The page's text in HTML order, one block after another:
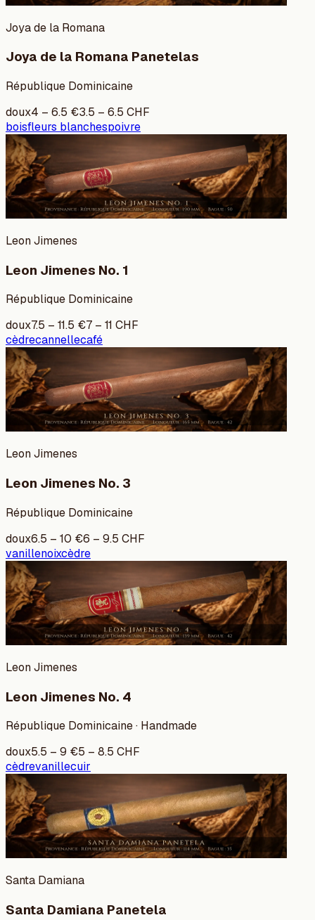
Joya de la Romana
Joya de la Romana Panetelas
République Dominicaine
doux4 – 6.5 €3.5 – 6.5 CHF
boisfleurs blanchespoivre
Leon Jimenes
Leon Jimenes No. 1
République Dominicaine
doux7.5 – 11.5 €7 – 11 CHF
cèdrecannellecafé
Leon Jimenes
Leon Jimenes No. 3
République Dominicaine
doux6.5 – 10 €6 – 9.5 CHF
vanillenoixcèdre
Leon Jimenes
Leon Jimenes No. 4
République Dominicaine · Handmade
doux5.5 – 9 €5 – 8.5 CHF
cèdrevanillecuir
Santa Damiana
Santa Damiana Panetela